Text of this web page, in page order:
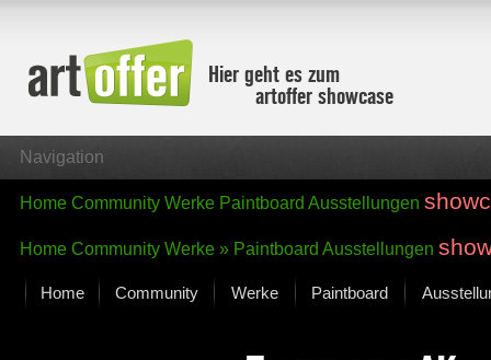
Hier geht es zum
artoffer showcase
Navigation
Home Community Werke Paintboard Ausstellungen
Home Community Werke » Paintboard Ausstellungen
Home Community Werke Paintboard